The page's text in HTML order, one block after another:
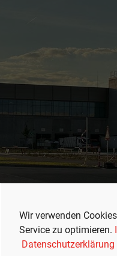
Wir verwenden
Service zu optimieren.
Datenschutzerklärung